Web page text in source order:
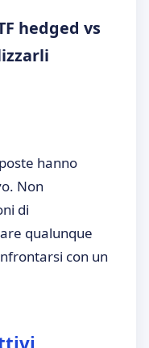
hedged vs
hanno
Non
di
qualunque
con un